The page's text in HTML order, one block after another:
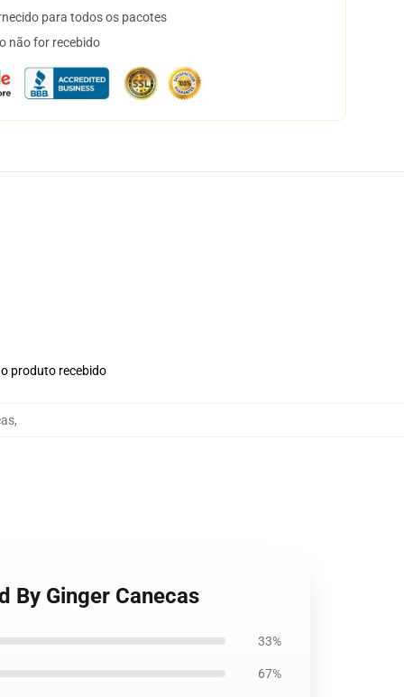
para todos os pacotes
não for recebido
produto recebido
,
By Ginger Canecas
33%
67%